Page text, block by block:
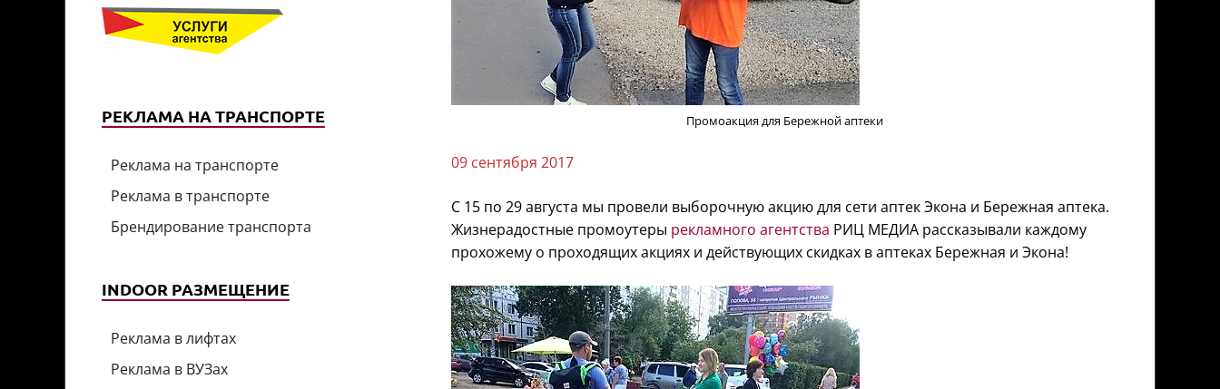
Промоакция для Бережной аптеки
09 сентября 2017
С 15 по 29 августа мы провели выборочную акцию для сети аптек Экона и Бережная аптека.
Жизнерадостные промоутеры рекламного агентства РИЦ МЕДИА рассказывали каждому
прохожему о проходящих акциях и действующих скидках в аптеках Бережная и Экона!
РЕКЛАМА НА ТРАНСПОРТЕ
Реклама на транспорте
Реклама в транспорте
Брендирование транспорта
INDOOR РАЗМЕЩЕНИЕ
Реклама в лифтах
Реклама в ВУЗах